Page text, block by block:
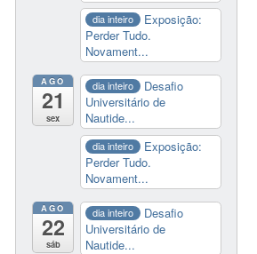
dia inteiro
Exposição:
Perder Tudo.
Novament...
AGO
21
sex
dia inteiro
Desafio
Universitário de
Nautide...
dia inteiro
Exposição:
Perder Tudo.
Novament...
AGO
22
sáb
dia inteiro
Desafio
Universitário de
Nautide...